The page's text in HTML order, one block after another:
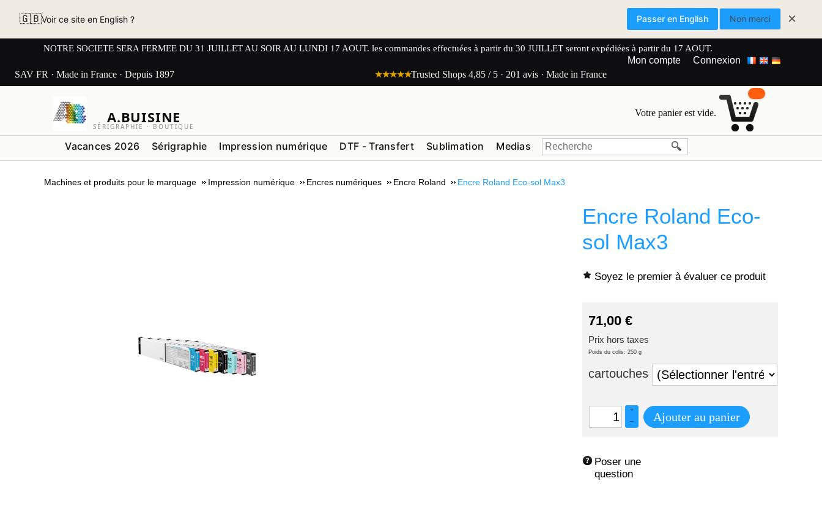
🇬🇧Voir ce site en English ? Passer en English Non merci ×
NOTRE SOCIETE SERA FERMEE DU 31 JUILLET AU SOIR AU LUNDI 17 AOUT. les commandes effectuées à partir du 30 JUILLET seront expédiées à partir du 17 AOUT.
Mon compte
Connexion
SAV FR · Made in France · Depuis 1897
★★★★★Trusted Shops 4,85 / 5 · 201 avis · Made in France
A.BUISINE
SÉRIGRAPHIE · BOUTIQUE
Votre panier est vide.
Vacances 2026 Sérigraphie Impression numérique DTF - Transfert Sublimation Medias
Machines et produits pour le marquage Impression numérique Encres numériques Encre Roland Encre Roland Eco-sol Max3
Encre Roland Eco-
sol Max3
Soyez le premier à évaluer ce produit
71,00 €
Prix hors taxes
Poids du colis: 250 g
cartouches
+
–
Ajouter au panier
Poser une
question